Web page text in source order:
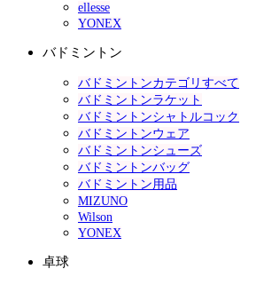
ellesse
YONEX
バドミントン
バドミントンカテゴリすべて
バドミントンラケット
バドミントンシャトルコック
バドミントンウェア
バドミントンシューズ
バドミントンバッグ
バドミントン用品
MIZUNO
Wilson
YONEX
卓球